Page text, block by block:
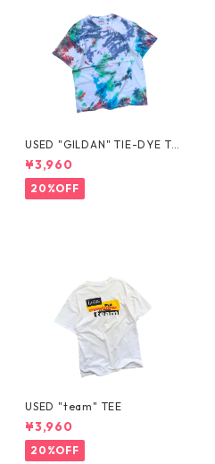
USED "GILDAN" TIE-DYE TE
E
¥3,960
20%OFF
USED "team" TEE
¥3,960
20%OFF